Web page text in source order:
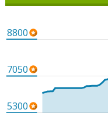
5300
7050
8800